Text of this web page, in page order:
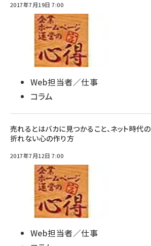
2017年7月19日 7:00
Web担当者／仕事
コラム
売れるとはバカに見つかること、ネット時代の
折れない心の作り方
2017年7月12日 7:00
Web担当者／仕事